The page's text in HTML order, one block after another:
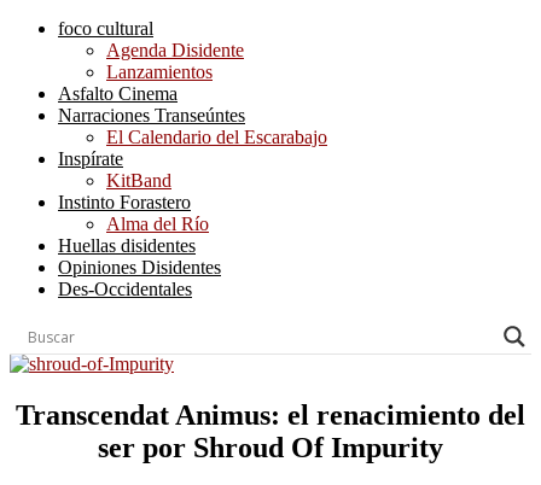
foco cultural
Agenda Disidente
Lanzamientos
Asfalto Cinema
Narraciones Transeúntes
El Calendario del Escarabajo
Inspírate
KitBand
Instinto Forastero
Alma del Río
Huellas disidentes
Opiniones Disidentes
Des-Occidentales
Transcendat Animus: el renacimiento del
ser por Shroud Of Impurity